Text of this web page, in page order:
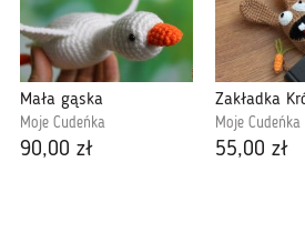
Mała gąska
Moje Cudeńka
90,00 zł
Zakładka
Moje Cudeńka
55,00 zł